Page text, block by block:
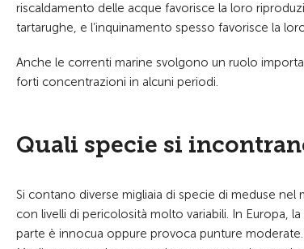
riscaldamento delle acque favorisce la loro
tartarughe, e l’inquinamento spesso favorisce la
Anche le correnti marine svolgono un ruolo
forti concentrazioni in alcuni periodi.
Quali specie si
Si contano diverse migliaia di specie di meduse nel
con livelli di pericolosità molto variabili. In Europa,
parte è innocua oppure provoca punture